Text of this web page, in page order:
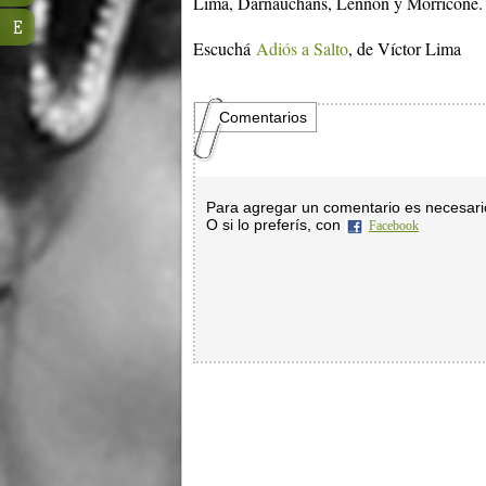
Escuchá Adiós a Salto, de Víctor Lima
Comentarios
Para agregar un comentario es
O si lo preferís, con
Facebook
E